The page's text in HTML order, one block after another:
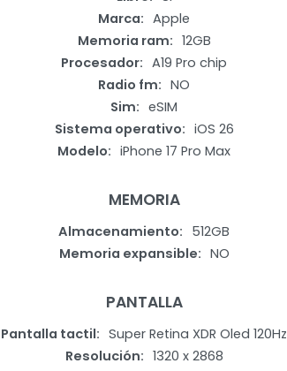
Marca
Apple
Memoria ram
12GB
Procesador
A19 Pro chip
Radio fm
NO
Sim
eSIM
Sistema operativo
iOS 26
Modelo
iPhone 17 Pro Max
MEMORIA
Almacenamiento
512GB
Memoria expansible
NO
PANTALLA
Pantalla tactil
Super Retina XDR Oled 120Hz
Resolución
1320 x 2868